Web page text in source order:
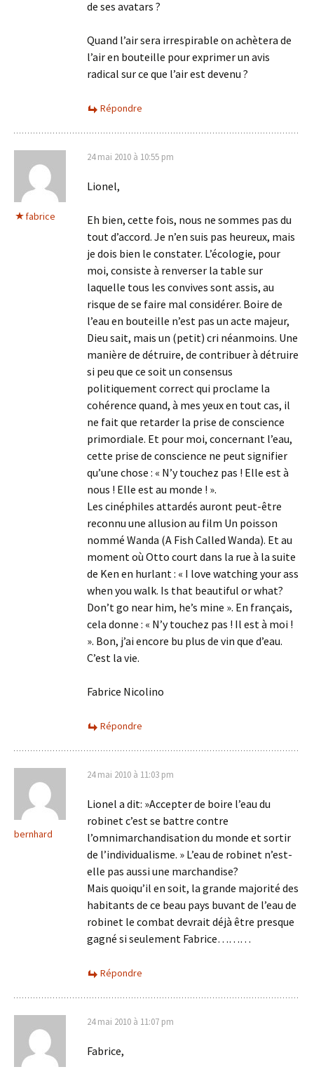
de ses avatars ?
Quand l’air sera irrespirable on achètera de
l’air en bouteille pour exprimer un avis
radical sur ce que l’air est devenu ?
Répondre
fabrice
24 mai 2010 à 10:55 pm
Lionel,
Eh bien, cette fois, nous ne sommes pas du
tout d’accord. Je n’en suis pas heureux, mais
je dois bien le constater. L’écologie, pour
moi, consiste à renverser la table sur
laquelle tous les convives sont assis, au
risque de se faire mal considérer. Boire de
l’eau en bouteille n’est pas un acte majeur,
Dieu sait, mais un (petit) cri néanmoins. Une
manière de détruire, de contribuer à détruire
si peu que ce soit un consensus
politiquement correct qui proclame la
cohérence quand, à mes yeux en tout cas, il
ne fait que retarder la prise de conscience
primordiale. Et pour moi, concernant l’eau,
cette prise de conscience ne peut signifier
qu’une chose : « N’y touchez pas ! Elle est à
nous ! Elle est au monde ! ».
Les cinéphiles attardés auront peut-être
reconnu une allusion au film Un poisson
nommé Wanda (A Fish Called Wanda). Et au
moment où Otto court dans la rue à la suite
de Ken en hurlant : « I love watching your ass
when you walk. Is that beautiful or what?
Don’t go near him, he’s mine ». En français,
cela donne : « N’y touchez pas ! Il est à moi !
». Bon, j’ai encore bu plus de vin que d’eau.
C’est la vie.
Fabrice Nicolino
Répondre
bernhard
24 mai 2010 à 11:03 pm
Lionel a dit: »Accepter de boire l’eau du
robinet c’est se battre contre
l’omnimarchandisation du monde et sortir
de l’individualisme. » L’eau de robinet n’est-
elle pas aussi une marchandise?
Mais quoiqu’il en soit, la grande majorité des
habitants de ce beau pays buvant de l’eau de
robinet le combat devrait déjà être presque
gagné si seulement Fabrice………
Répondre
24 mai 2010 à 11:07 pm
Fabrice,